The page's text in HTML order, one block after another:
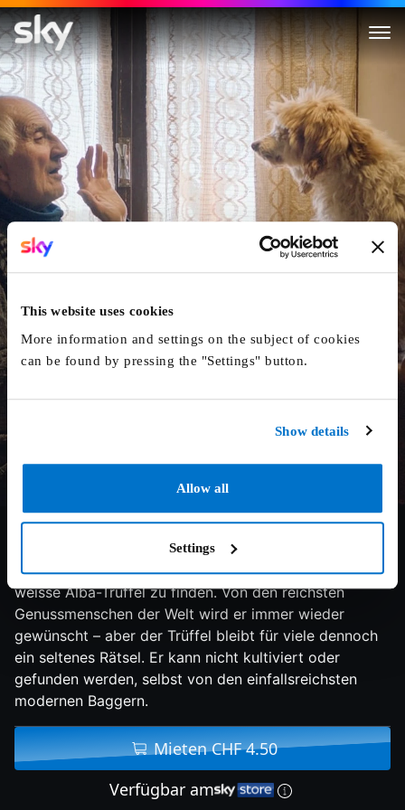
This website uses cookies
More information and settings on the subject of cookies
can be found by pressing the "Settings" button.
Show details
Allow all
Settings
The Truffle Hunters
7.5/10 2020 84 min Doku
Tief in den Wäldern Noritaliens ist der wertvolle
weisse Alba-Trüffel zu finden. Von den reichsten
Genussmenschen der Welt wird er immer wieder
gewünscht – aber der Trüffel bleibt für viele dennoch
ein seltenes Rätsel. Er kann nicht kultiviert oder
gefunden werden, selbst von den einfallsreichsten
modernen Baggern.
Mieten CHF 4.50
Verfügbar am